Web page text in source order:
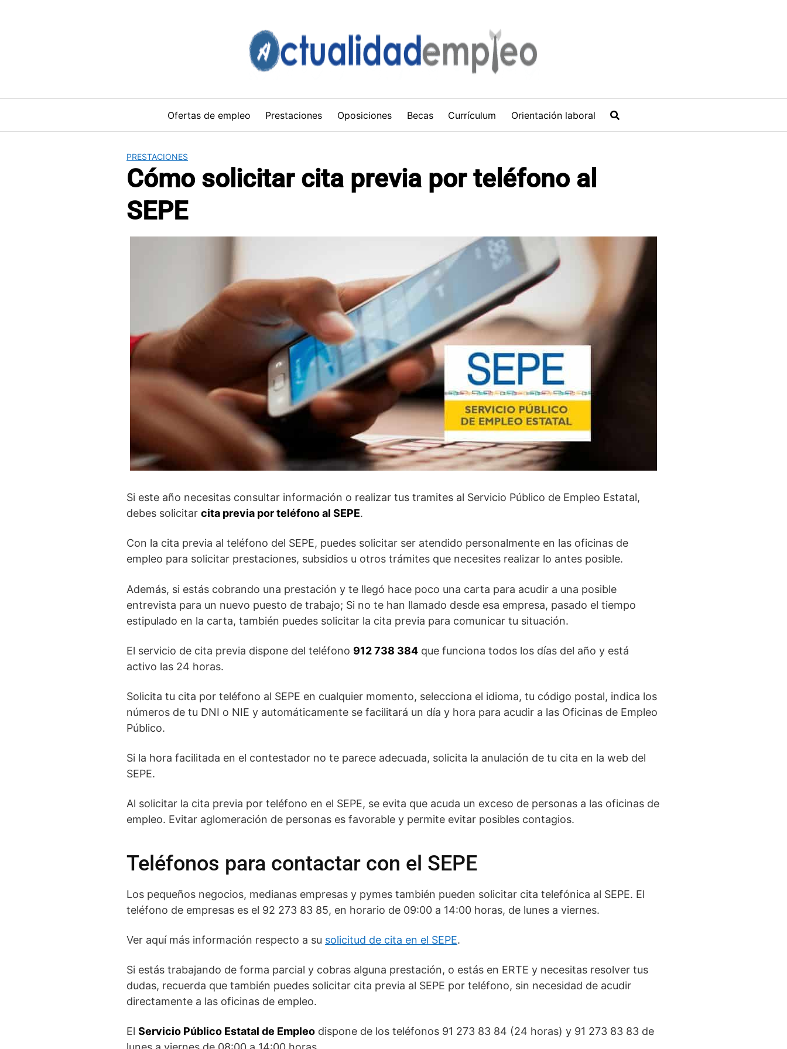
Ofertas de empleo Prestaciones Oposiciones Becas Currículum Orientación laboral
PRESTACIONES
Cómo solicitar cita previa por teléfono al
SEPE
Si este año necesitas consultar información o realizar tus tramites al Servicio Público de Empleo Estatal,
debes solicitar cita previa por teléfono al SEPE.
Con la cita previa al teléfono del SEPE, puedes solicitar ser atendido personalmente en las oficinas de
empleo para solicitar prestaciones, subsidios u otros trámites que necesites realizar lo antes posible.
Además, si estás cobrando una prestación y te llegó hace poco una carta para acudir a una posible
entrevista para un nuevo puesto de trabajo; Si no te han llamado desde esa empresa, pasado el tiempo
estipulado en la carta, también puedes solicitar la cita previa para comunicar tu situación.
El servicio de cita previa dispone del teléfono 912 738 384 que funciona todos los días del año y está
activo las 24 horas.
Solicita tu cita por teléfono al SEPE en cualquier momento, selecciona el idioma, tu código postal, indica los
números de tu DNI o NIE y automáticamente se facilitará un día y hora para acudir a las Oficinas de Empleo
Público.
Si la hora facilitada en el contestador no te parece adecuada, solicita la anulación de tu cita en la web del
SEPE.
Al solicitar la cita previa por teléfono en el SEPE, se evita que acuda un exceso de personas a las oficinas de
empleo. Evitar aglomeración de personas es favorable y permite evitar posibles contagios.
Teléfonos para contactar con el SEPE
Los pequeños negocios, medianas empresas y pymes también pueden solicitar cita telefónica al SEPE. El
teléfono de empresas es el 92 273 83 85, en horario de 09:00 a 14:00 horas, de lunes a viernes.
Ver aquí más información respecto a su solicitud de cita en el SEPE.
Si estás trabajando de forma parcial y cobras alguna prestación, o estás en ERTE y necesitas resolver tus
dudas, recuerda que también puedes solicitar cita previa al SEPE por teléfono, sin necesidad de acudir
directamente a las oficinas de empleo.
El Servicio Público Estatal de Empleo dispone de los teléfonos 91 273 83 84 (24 horas) y 91 273 83 83 de